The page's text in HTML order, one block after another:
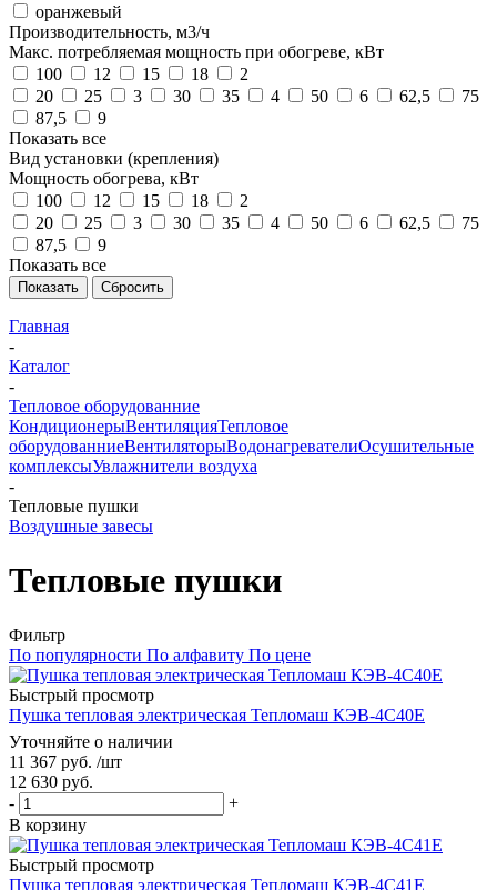
оранжевый
Производительность, м3/ч
Макс. потребляемая мощность при обогреве, кВт
100
12 15 18
2
20
25 3 30 35 4 50 6 62,5
75
87,5
9
Показать все
Вид установки (крепления)
Мощность обогрева, кВт
100
12 15 18
2
20
25 3 30 35 4 50 6 62,5
75
87,5
9
Показать все
Показать Сбросить
Главная
-
Каталог
-
Тепловое оборудованние
КондиционерыВентиляцияТепловое
оборудованниеВентиляторыВодонагревателиОсушительные
комплексыУвлажнители воздуха
-
Тепловые пушки
Воздушные завесы
Тепловые пушки
Фильтр
По популярности По алфавиту По цене
Быстрый просмотр
Пушка тепловая электрическая Тепломаш КЭВ-4С40Е
Уточняйте о наличии
11 367 руб. /шт
12 630 руб.
-
+
В корзину
Быстрый просмотр
Пушка тепловая электрическая Тепломаш КЭВ-4С41Е